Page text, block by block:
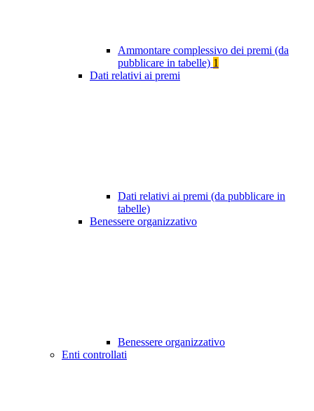
Ammontare complessivo dei premi (da
pubblicare in tabelle) 1
Dati relativi ai premi
Dati relativi ai premi (da pubblicare in
tabelle)
Benessere organizzativo
Benessere organizzativo
Enti controllati